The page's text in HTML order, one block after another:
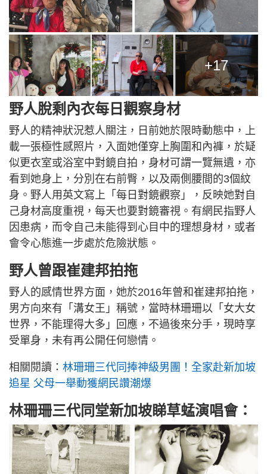
+17
野人脫剩內衣每日觀察身材
野人的精神狀況惹人關注，日前她於限時動態中，上
載一張極性感照片，入面她僅穿上胸圍和內褲，於疑
似更衣室或浴室中對鏡自拍，身材可謂一覽無遺，亦
看到她身上，分別在右前臀，以及兩側腰間的3個紋
身。野人用英文寫上「每日對鏡觀察」，反映她對自
己身材高度重視，每天也要對鏡審視。有網民指野人
因患病，而令自己未能得到心目中的理想身材，或者
會令心態進一步處於危險狀態。
野人曾跟崔建邦拍拖
野人的感情世界方面，她於2016年曾和崔建邦拍拖，
男方向來有「溝女王」稱號，當時林珊珊以「女大女
世界，不能理得大多」回應，不過後來分手，現時享
受單身，未有再公開任何戀情。
相關閱讀： 林珊珊三代同捧神級男團！全家赴新加坡
追星 父母一舉動獲網民讚潮爆
林珊珊三代同堂新加坡睇草蜢演唱會：